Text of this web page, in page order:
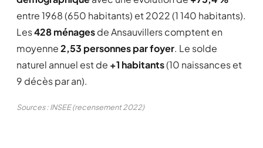
entre 1968 (650 habitants) et 2022 (1 140 habitants).
Les428 ménagesde Ansauvillers comptent en
moyenne2,53 personnes par foyer. Le solde
naturel annuel est de +1 habitants(10 naissances et
9 décès par an).
Sources : INSEE (recensement 2022)